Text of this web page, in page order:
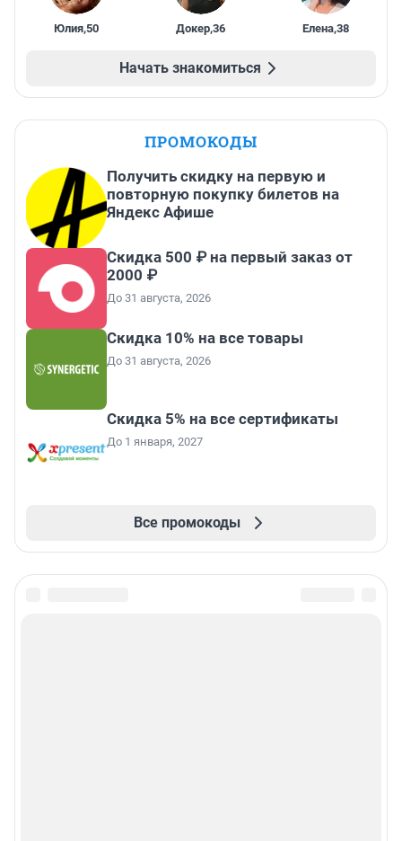
Юлия,50 Докер,36 Елена,38
Начать знакомиться
ПРОМОКОДЫ
Получить скидку на первую и
повторную покупку билетов на
Яндекс Афише
Скидка 500 ₽ на первый заказ от
2000 ₽
До 31 августа, 2026
Скидка 10% на все товары
До 31 августа, 2026
Скидка 5% на все сертификаты
До 1 января, 2027
Все промокоды